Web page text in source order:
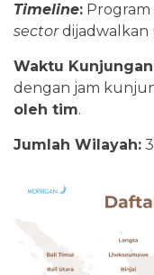
Timeline:
sector
Waktu
dengan jam
oleh tim.
Jumlah Wilayah: